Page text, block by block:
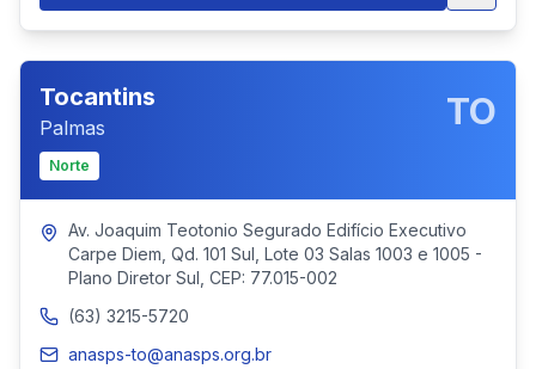
Tocantins
Palmas TO
Norte
Av. Joaquim Teotonio Segurado Edifício Executivo
Carpe Diem, Qd. 101 Sul, Lote 03 Salas 1003 e 1005 -
Plano Diretor Sul, CEP: 77.015-002
(63) 3215-5720
anasps-to@anasps.org.br